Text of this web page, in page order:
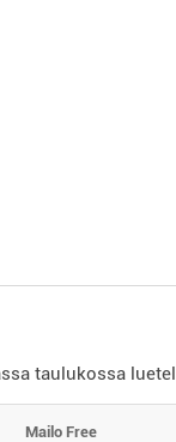
taulukossa
Mailo Free